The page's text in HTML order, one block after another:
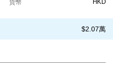
HKD
貨幣
$2.07萬